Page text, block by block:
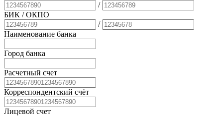
/
БИК / ОКПО
/
Наименование банка
Город банка
Расчетный счет
Корреспондентский счёт
Лицевой счет